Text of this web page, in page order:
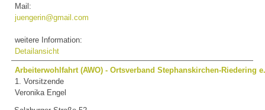
Mail:
juengerin@gmail.com
weitere Information:
Detailansicht
Arbeiterwohlfahrt (AWO) - Ortsverband Stephanskirchen-Riedering
1. Vorsitzende
Veronika Engel